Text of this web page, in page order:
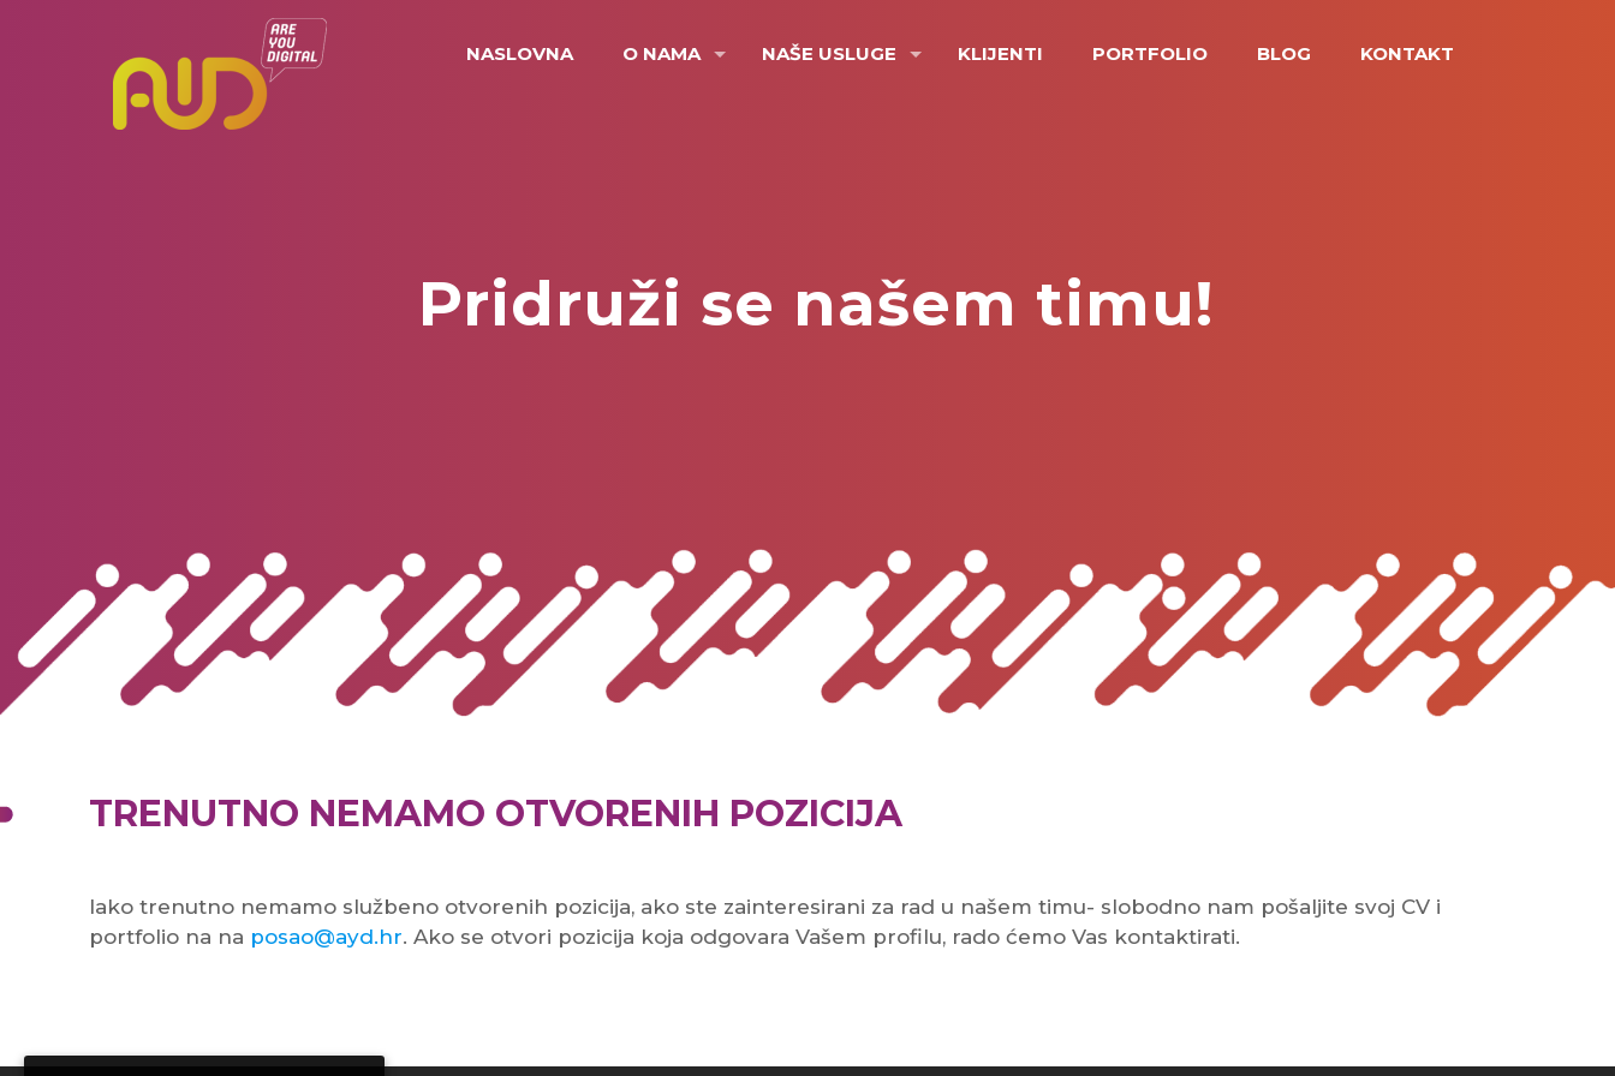
NASLOVNA O NAMA NAŠE USLUGE KLIJENTI PORTFOLIO BLOG KONTAKT
Pridruži se našem timu!
TRENUTNO NEMAMO OTVORENIH POZICIJA
Iako trenutno nemamo službeno otvorenih pozicija, ako ste zainteresirani za rad u našem timu- slobodno nam pošaljite svoj CV i
portfolio na na posao@ayd.hr. Ako se otvori pozicija koja odgovara Vašem profilu, rado ćemo Vas kontaktirati.